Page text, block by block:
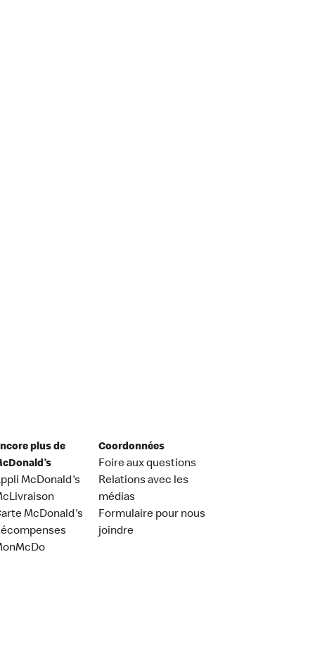
plus de
McDonald's
McDonald's
Coordonnées
Foire aux questions
Relations avec les
médias
Formulaire pour nous
joindre